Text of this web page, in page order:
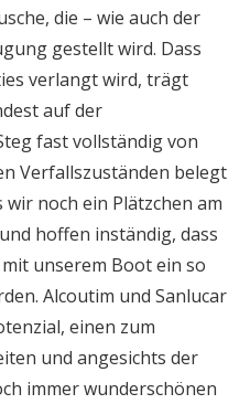
die – wie auch der
gestellt wird. Dass
verlangt wird, trägt
auf der
fast vollständig von
Verfallszuständen belegt
wir noch ein Plätzchen am
hoffen inständig, dass
unserem Boot ein so
Alcoutim und Sanlucar
einen zum
und angesichts der
immer wunderschönen